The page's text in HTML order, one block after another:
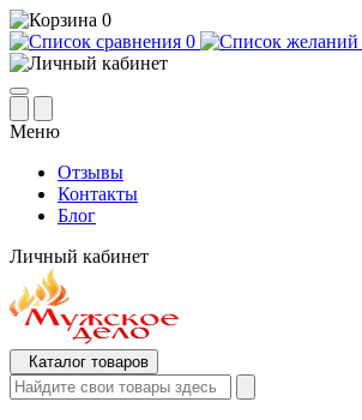
0
0
Меню
Отзывы
Контакты
Блог
Личный кабинет
Каталог товаров